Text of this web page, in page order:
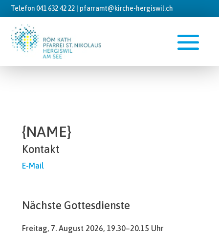
Telefon 041 632 42 22 | pfarramt@kirche-hergiswil.ch
{NAME}
Kontakt
E-Mail
Nächste Gottesdienste
Freitag, 7. August 2026, 19.30–20.15 Uhr